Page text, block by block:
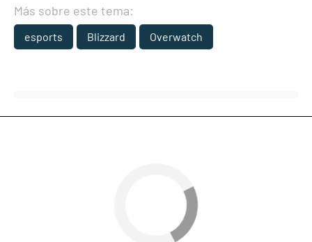
Más sobre este tema:
esports Blizzard Overwatch